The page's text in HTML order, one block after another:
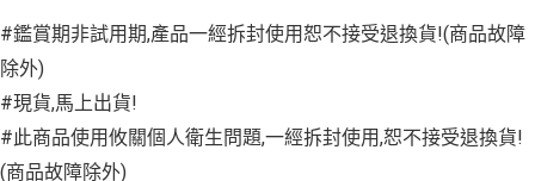
#鑑賞期非試用期,產品一經拆封使用恕不接受退換貨!(商品故障
除外)
#現貨,馬上出貨!
#此商品使用攸關個人衛生問題,一經拆封使用,恕不接受退換貨!
(商品故障除外)